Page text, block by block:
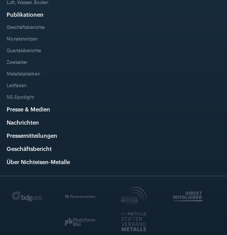
Luft, Wasser, Boden
Publikationen
Geschäftsberichte
Monatsnotizen
Quartalsberichte
Zweiseiter
Metallstatistiken
Leitfäden
NE-Spotlight
Presse & Medien
Nachrichten
Pressemitteilungen
Geschäftsbericht
Über Nichteisen-Metalle